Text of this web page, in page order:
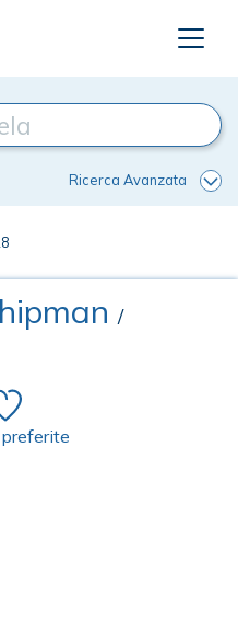
Ricerca Avanzata
/